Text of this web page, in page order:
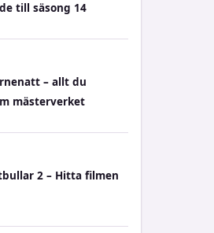
till säsong 14
– allt du
mästerverket
2 – Hitta filmen